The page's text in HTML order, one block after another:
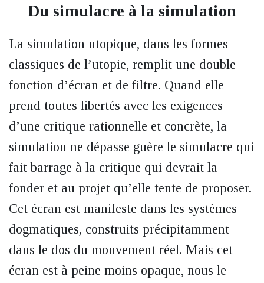
Du simulacre à la simulation
La simulation utopique, dans les formes
classiques de l’utopie, remplit une double
fonction d’écran et de filtre. Quand elle
prend toutes libertés avec les exigences
d’une critique rationnelle et concrète, la
simulation ne dépasse guère le simulacre qui
fait barrage à la critique qui devrait la
fonder et au projet qu’elle tente de proposer.
Cet écran est manifeste dans les systèmes
dogmatiques, construits précipitamment
dans le dos du mouvement réel. Mais cet
écran est à peine moins opaque, nous le